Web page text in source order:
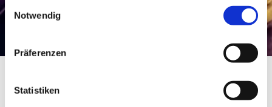
Notwendig
Präferenzen
Statistiken
Weingut Hagemann